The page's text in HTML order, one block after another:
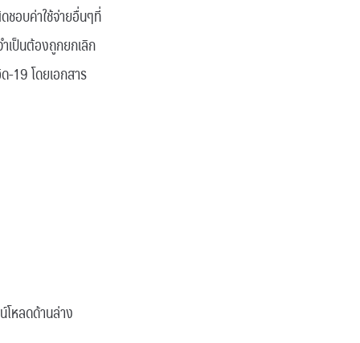
ชอบค่าใช้จ่ายอื่นๆที่
เป็นต้องถูกยกเลิก
-19 โดยเอกสาร
โหลดด้านล่าง